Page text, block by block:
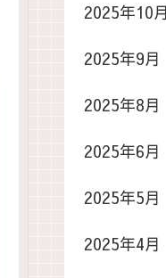
2025年10月
2025年9月
2025年8月
2025年6月
2025年5月
2025年4月